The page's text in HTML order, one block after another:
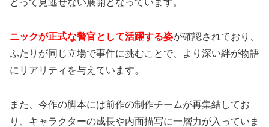
とって見逃せない展開となっています。
ニックが正式な警官として活躍する姿が確認されており、
ふたりが同じ立場で事件に挑むことで、より深い絆が物語
にリアリティを与えています。
また、今作の脚本には前作の制作チームが再集結してお
り、キャラクターの成長や内面描写に一層力が入っていま